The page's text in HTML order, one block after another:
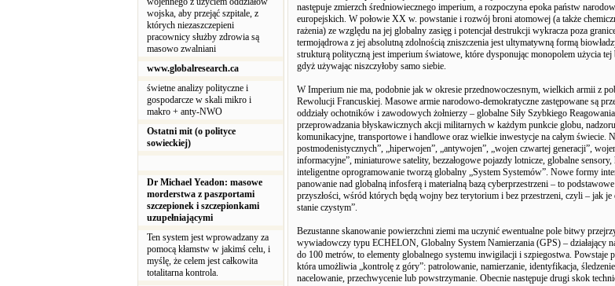
wojska, aby przejąć szpitale, z
których niezaszczepieni
pracownicy służby zdrowia są
masowo zwalniani
www.globalresearch.ca
świetne analizy polityczne i
gospodarcze w skali mikro i
makro + anty-NWO
Ostatni mit (o polityce
sowieckiej)
Dr Michael Yeadon: masowe
morderstwa z paszportami
szczepionek i szczepionkami
uzupełniającymi
Ten system jest wprowadzany za
pomocą kłamstw w jakimś celu, i
myślę, że celem jest całkowita
totalitarna kontrola.
następuje zmierzch średniowiecznego imperium, a rozpoczyna epoka państw
europejskich. W połowie XX w. powstanie i rozwój broni atomowej (a także
rażenia) ze względu na jej globalny zasięg i potencjał destrukcji wykracza poza
termojądrowa z jej absolutną zdolnością zniszczenia jest ultymatywną formą
strukturą polityczną jest imperium światowe, które dysponując monopolem użycia
gdyż używając niszczyłoby samo siebie.
W Imperium nie ma, podobnie jak w okresie przednowoczesnym, wielkich armii z
Rewolucji Francuskiej. Masowe armie narodowo-demokratyczne zastępowane są
oddziały ochotników i zawodowych żołnierzy – globalne Siły Szybkiego
przeprowadzania błyskawicznych akcji militarnych w każdym punkcie globu,
komunikacyjne, transportowe i handlowe oraz wielkie inwestycje na całym świecie.
postmodenistycznych”, „hiperwojen”, „antywojen”, „wojen czwartej generacji”,
informacyjne”, miniaturowe satelity, bezzałogowe pojazdy lotnicze, globalne
inteligentne oprogramowanie tworzą globalny „System Systemów”. Nowe formy
panowanie nad globalną infosferą i materialną bazą cyberprzestrzeni – to
przyszłości, wśród których będą wojny bez terytorium i bez przestrzeni, czyli – jak
stanie czystym”.
Bezustanne skanowanie powierzchni ziemi ma uczynić ewentualne pole bitwy
wywiadowczy typu ECHELON, Globalny System Namierzania (GPS) – działający
do 100 metrów, to elementy globalnego systemu inwigilacji i szpiegostwa. Powstaje
która umożliwia „kontrolę z góry”: patrolowanie, namierzanie, identyfikacja,
nacelowanie, przechwycenie lub powstrzymanie. Obecnie następuje drugi skok